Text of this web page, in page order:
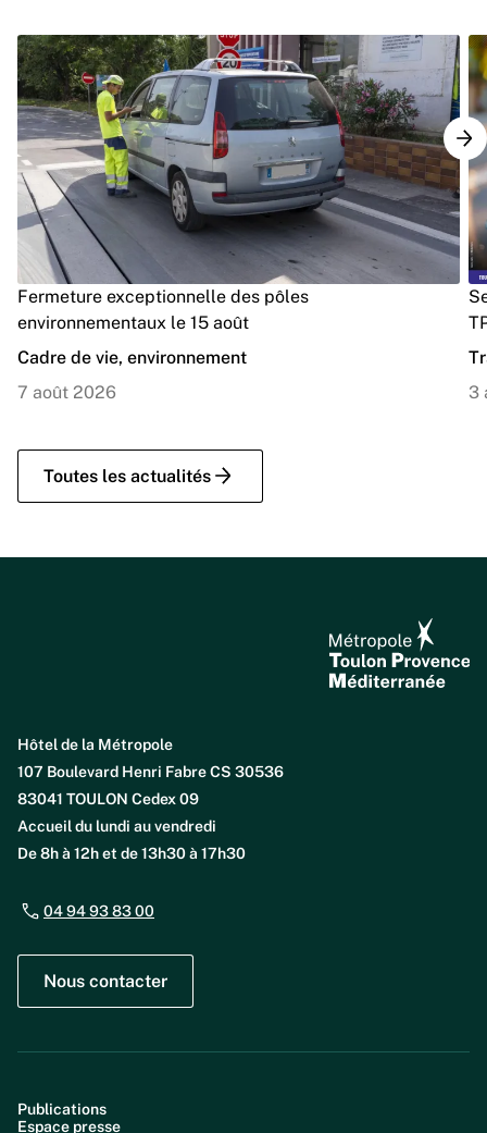
Toutes les actualités
Fermeture exceptionnelle des pôles
environnementaux le 15 août
Cadre de vie, environnement
7 août 2026
3
Hôtel de la Métropole
107 Boulevard Henri Fabre CS 30536
83041 TOULON Cedex 09
Accueil du lundi au vendredi
De 8h à 12h et de 13h30 à 17h30
04 94 93 83 00
Nous contacter
Publications
Espace presse